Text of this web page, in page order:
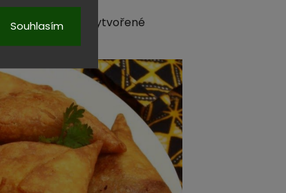
Souhlasímsmažte vytvořené